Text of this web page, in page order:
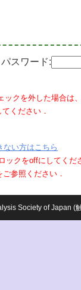
パスワード:
クを外した場合は
ください．
ない方はこちら
ックをoffにしてくだ
ご参照ください．
Society of Japan (